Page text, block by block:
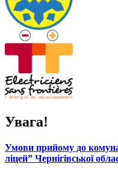
Увага!
Умови прийому до
ліцей” Чернігівської